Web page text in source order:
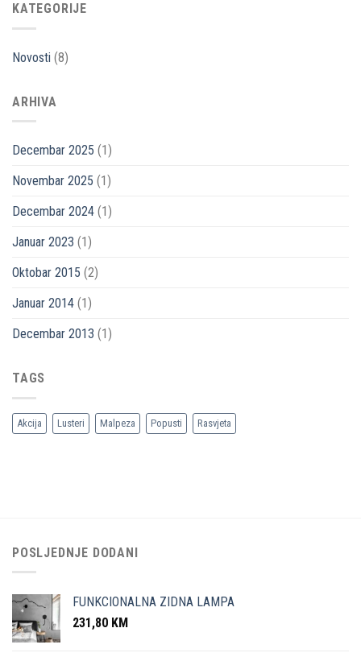
KATEGORIJE
Novosti (8)
ARHIVA
Decembar 2025 (1)
Novembar 2025 (1)
Decembar 2024 (1)
Januar 2023 (1)
Oktobar 2015 (2)
Januar 2014 (1)
Decembar 2013 (1)
TAGS
Akcija Lusteri Malpeza Popusti Rasvjeta
POSLJEDNJE DODANI
FUNKCIONALNA ZIDNA LAMPA
231,80 KM